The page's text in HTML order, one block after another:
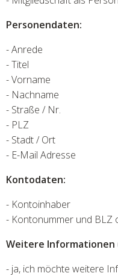
Personendaten:
- Anrede
- Titel
- Vorname
- Nachname
- Straße / Nr.
- PLZ
- Stadt / Ort
- E-Mail Adresse
Kontodaten:
- Kontoinhaber
- Kontonummer und BLZ
Weitere Informationen
- ja, ich möchte weitere